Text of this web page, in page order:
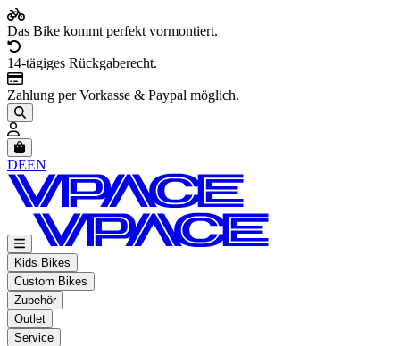
Das Bike kommt perfekt vormontiert.
14-tägiges Rückgaberecht.
Zahlung per Vorkasse & Paypal möglich.
Artikel im Warenkorb, Warenkorb anzeigen
DEEN
Kids Bikes
Custom Bikes
Zubehör
Outlet
Service